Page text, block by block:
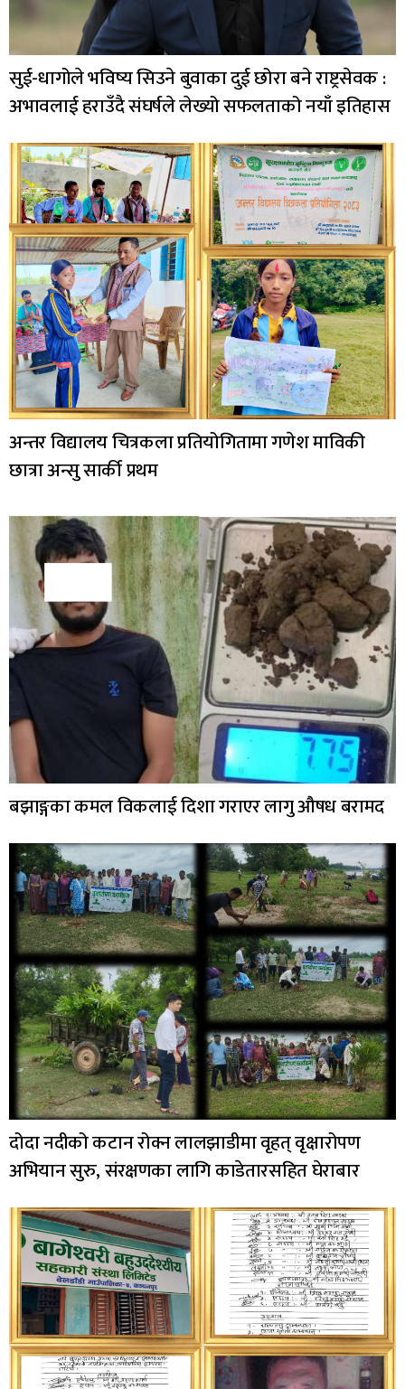
सुई-धागोले भविष्य सिउने बुवाका दुई छोरा बने राष्ट्रसेवक :
अभावलाई हराउँदै संघर्षले लेख्यो सफलताको नयाँ इतिहास
अन्तर विद्यालय चित्रकला प्रतियोगितामा गणेश माविकी
छात्रा अन्सु सार्की प्रथम
बझाङ्गका कमल विकलाई दिशा गराएर लागु औषध बरामद
दोदा नदीको कटान रोक्न लालझाडीमा वृहत् वृक्षारोपण
अभियान सुरु, संरक्षणका लागि काडेतारसहित घेराबार